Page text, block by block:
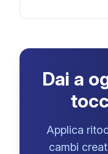
Dai a
Applica
cambi